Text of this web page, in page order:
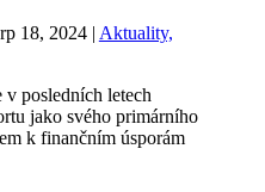
18, 2024| Aktuality,
v posledních letech
jako svého primárního
k finančním úsporám